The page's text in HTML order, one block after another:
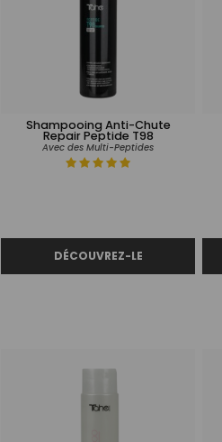
Shampooing Anti-Chute
Repair Peptide T98
Avec des Multi-Peptides